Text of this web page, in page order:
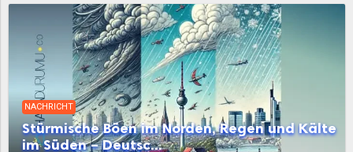
Bestensee Biesenthal Birkenwerder
Blankenfelde Blankenfelde-Mahlow Brieselang
Calau Cottbus Dahme
Dallgow-Döberitz Doberlug-Kirchhain Drebkau
NACHRICHT
Stürmische Böen im Norden, Regen und Kälte
im Süden – Deutsc...